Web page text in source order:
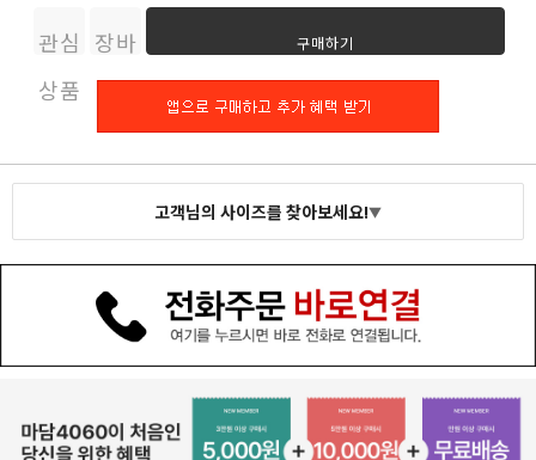
관심
상품
장바
구니
구매하기
고객님의 사이즈를 찾아보세요!▼